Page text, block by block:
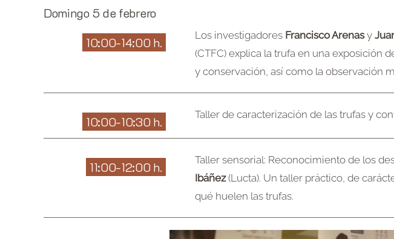
Domingo 5 de febrero
10:00-14:00 h.
Los investigadores Francisco Arenasy
(CTFC) explica la trufa en una exposición
y conservación, así como la observación
10:00-10:30 h. Taller de caracterización de las trufas y
11:00-12:00 h. Taller sensorial: Reconocimiento de los
Ibáñez(Lucta). Un taller práctico, de
qué huelen las trufas.